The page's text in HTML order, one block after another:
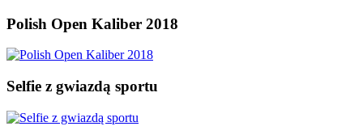
Polish Open Kaliber 2018
Selfie z gwiazdą sportu